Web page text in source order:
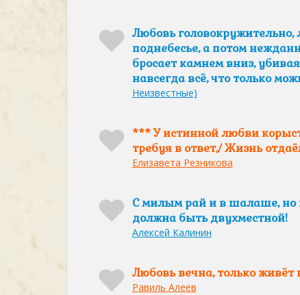
Любовь головокружительно,
поднебесье, а потом
бросает камнем вниз,
навсегда всё, что только
Неизвестные)
*** У истинной любви
требуя в ответ,/ Жизнь
Елизавета Резникова
С милым рай и в шалаше, но
должна быть двухместной!
Алексей Калинин
Любовь вечна, только живёт
Равиль Алеев